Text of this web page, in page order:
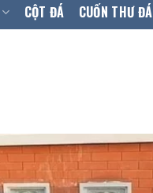
CỘT ĐÁ CUỐN THƯ ĐÁ